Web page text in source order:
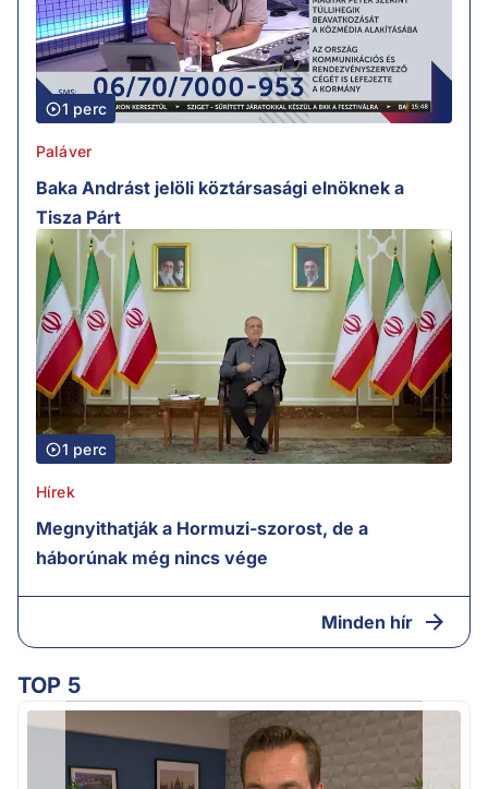
1 perc
Paláver
Baka Andrást jelöli köztársasági elnöknek a
Tisza Párt
1 perc
Hírek
Megnyithatják a Hormuzi-szorost, de a
háborúnak még nincs vége
Minden hír
TOP 5